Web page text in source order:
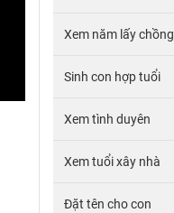
Xem năm lấy chồng
Sinh con hợp tuổi
Xem tình duyên
Xem tuổi xây nhà
Đặt tên cho con